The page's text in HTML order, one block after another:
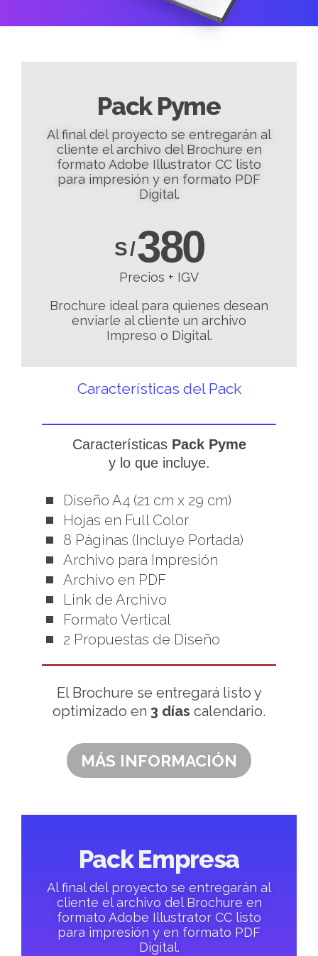
Pack Pyme
Al final del proyecto se entregarán al
cliente el archivo del Brochure en
formato Adobe Illustrator CC listo
para impresión y en formato PDF
Digital.
S /380
Precios + IGV
Brochure ideal para quienes desean
enviarle al cliente un archivo
Impreso o Digital.
Características del Pack
Características Pack Pyme
y lo que incluye.
Diseño A4 (21 cm x 29 cm)
Hojas en Full Color
8 Páginas (Incluye Portada)
Archivo para Impresión
Archivo en PDF
Link de Archivo
Formato Vertical
2 Propuestas de Diseño
El Brochure se entregará listo y
optimizado en 3 días calendario.
MÁS INFORMACIÓN
Pack Empresa
Al final del proyecto se entregarán al
cliente el archivo del Brochure en
formato Adobe Illustrator CC listo
para impresión y en formato PDF
Digital.